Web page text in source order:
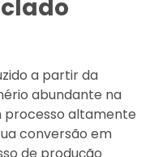
a partir da
abundante na
processo altamente
conversão em
de produção